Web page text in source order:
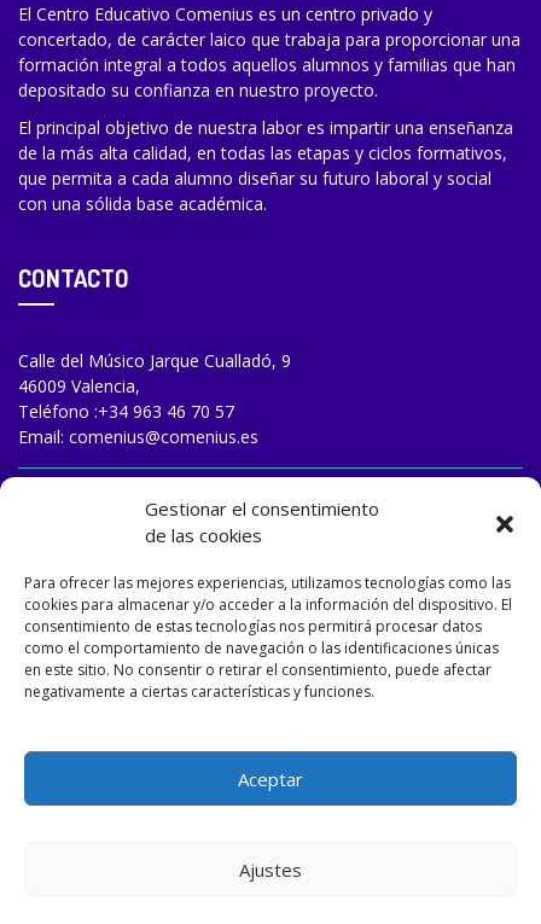
Gestionar el consentimiento
de las cookies
Para ofrecer las mejores experiencias, utilizamos tecnologías como las
cookies para almacenar y/o acceder a la información del dispositivo. El
consentimiento de estas tecnologías nos permitirá procesar datos
como el comportamiento de navegación o las identificaciones únicas
en este sitio. No consentir o retirar el consentimiento, puede afectar
negativamente a ciertas características y funciones.
Aceptar
Ajustes
El Centro Educativo Comenius es un centro privado y
concertado, de carácter laico que trabaja para proporcionar una
formación integral a todos aquellos alumnos y familias que han
depositado su confianza en nuestro proyecto.
El principal objetivo de nuestra labor es impartir una enseñanza
de la más alta calidad, en todas las etapas y ciclos formativos,
que permita a cada alumno diseñar su futuro laboral y social
con una sólida base académica.
CONTACTO
Calle del Músico Jarque Cualladó, 9
46009 Valencia,
Teléfono :+34 963 46 70 57
Email: comenius@comenius.es
Designed and developed by